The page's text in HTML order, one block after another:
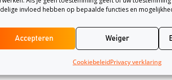
invloed hebben op bepaalde functies en
Accepteren Weiger
CookiebeleidPrivacy verklaring
van de belasting. Dit is sinds 1 januari
onder voorwaarden
daaropvolgende aanpassing in 2009 is